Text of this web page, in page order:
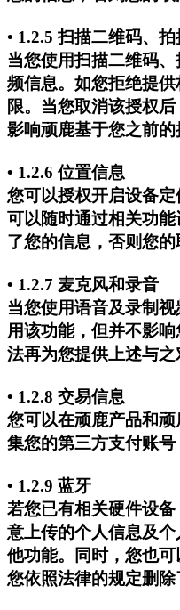
• 1.2.5 扫描二维码、
当您使用扫描二维码
频信息。如您拒绝提
限。当您取消该授权
影响顽鹿基于您之前的
• 1.2.6 位置信息
您可以授权开启设备
可以随时通过相关功
了您的信息，否则您
• 1.2.7 麦克风和录音
当您使用语音及录制
用该功能，但并不影
法再为您提供上述与
• 1.2.8 交易信息
您可以在顽鹿产品和
集您的第三方支付账号
• 1.2.9 蓝牙
若您已有相关硬件设
意上传的个人信息及
他功能。同时，您也
您依照法律的规定删